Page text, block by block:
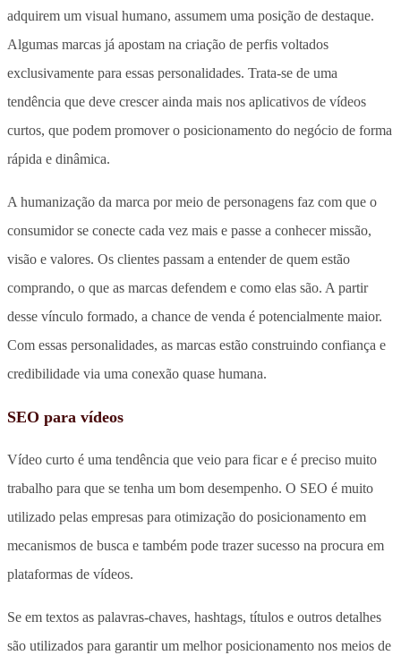
adquirem um visual humano, assumem uma posição de destaque.
Algumas marcas já apostam na criação de perfis voltados
exclusivamente para essas personalidades. Trata-se de uma
tendência que deve crescer ainda mais nos aplicativos de vídeos
curtos, que podem promover o posicionamento do negócio de forma
rápida e dinâmica.
A humanização da marca por meio de personagens faz com que o
consumidor se conecte cada vez mais e passe a conhecer missão,
visão e valores. Os clientes passam a entender de quem estão
comprando, o que as marcas defendem e como elas são. A partir
desse vínculo formado, a chance de venda é potencialmente maior.
Com essas personalidades, as marcas estão construindo confiança e
credibilidade via uma conexão quase humana.
SEO para vídeos
Vídeo curto é uma tendência que veio para ficar e é preciso muito
trabalho para que se tenha um bom desempenho. O SEO é muito
utilizado pelas empresas para otimização do posicionamento em
mecanismos de busca e também pode trazer sucesso na procura em
plataformas de vídeos.
Se em textos as palavras-chaves, hashtags, títulos e outros detalhes
são utilizados para garantir um melhor posicionamento nos meios de